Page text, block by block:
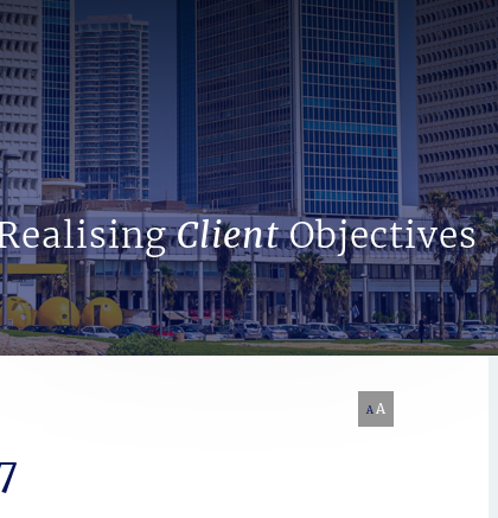
Search Website
ClientObjectives
A A